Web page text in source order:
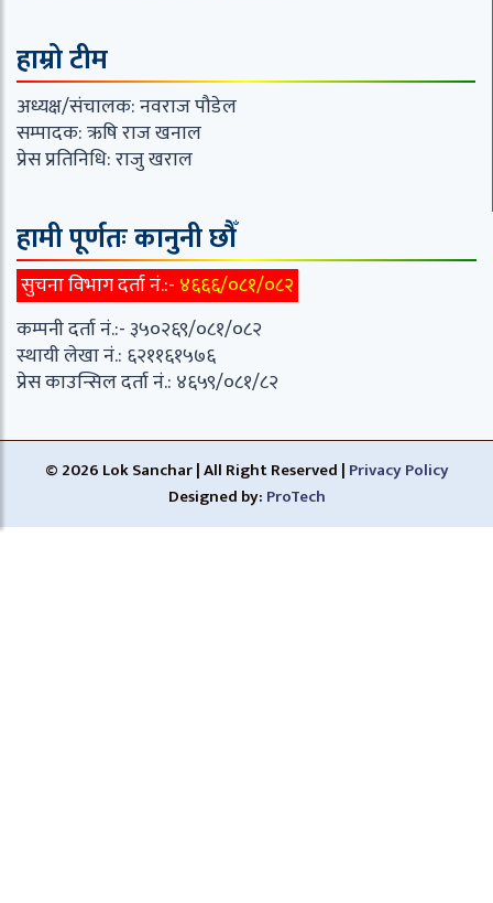
हाम्रो टीम
अध्यक्ष/संचालक: नवराज पौडेल
सम्पादक: ऋषि राज खनाल
प्रेस प्रतिनिधि: राजु खराल
हामी पूर्णतः कानुनी छौँ
सुचना विभाग दर्ता नं.:- ४६६६/०८१/०८२
कम्पनी दर्ता नं.:- ३५०२६९/०८१/०८२
स्थायी लेखा नं.: ६२११६१५७६
प्रेस काउन्सिल दर्ता नं.: ४६५९/०८१/८२
© 2026 Lok Sanchar | All Right Reserved | Privacy Policy
Designed by: ProTech